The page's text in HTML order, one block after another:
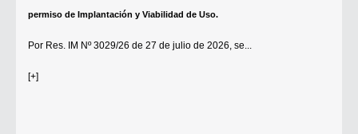
permiso de Implantación y Viabilidad de Uso.
Por Res. IM Nº 3029/26 de 27 de julio de 2026, se...
[+]